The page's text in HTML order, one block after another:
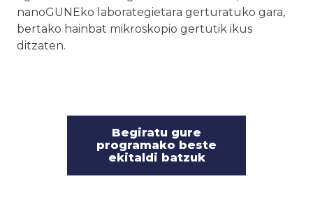
nanoGUNEko laborategietara gerturatuko gara,
bertako hainbat mikroskopio gertutik ikus
ditzaten.
Begiratu gure
programako beste
ekitaldi batzuk